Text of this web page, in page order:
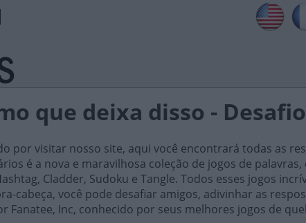
que deixa disso -
por visitar nosso site, aqui você encontrará todas as
é a nova e maravilhosa coleção de jogos de
Cladder, Sudoku e Tangle. Todos esses jogos
cabeça, você pode desafiar amigos, adivinhar as
Fanatee, Inc, conhecido por seus melhores jogos de